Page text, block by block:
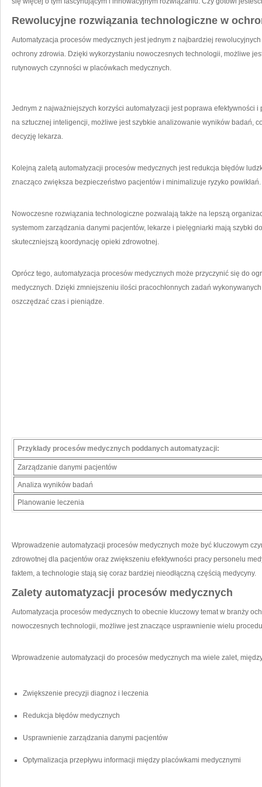
Rewolucyjne⁤ rozwiązania technologiczne w
Automatyzacja procesów⁤ medycznych jest ⁤jednym z najbardziej
ochrony zdrowia. Dzięki​ wykorzystaniu nowoczesnych technologii, możliwe
rutynowych czynności‍ w placówkach‍ medycznych.
Jednym z najważniejszych korzyści automatyzacji jest poprawa efektywności
na sztucznej inteligencji,‍ możliwe ​jest ⁣szybkie analizowanie wyników badań,
decyzję lekarza.
Kolejną zaletą automatyzacji procesów medycznych jest redukcja błędów
znacząco zwiększa⁢ bezpieczeństwo⁢ pacjentów i minimalizuje ryzyko ⁢powikłań.
Nowoczesne rozwiązania technologiczne pozwalają także na ⁣lepszą
systemom zarządzania danymi pacjentów, lekarze i⁣ pielęgniarki mają szybki
skuteczniejszą koordynację opieki ‌zdrowotnej.
Oprócz tego, automatyzacja procesów medycznych ⁤może przyczynić się do
medycznych. Dzięki zmniejszeniu ilości pracochłonnych zadań⁣
oszczędzać czas⁤ i pieniądze.
Przykłady procesów medycznych poddanych automatyzacji:
Zarządzanie danymi pacjentów
Analiza wyników badań
Planowanie leczenia
Wprowadzenie automatyzacji procesów medycznych może być kluczowym
zdrowotnej dla pacjentów ​oraz zwiększeniu efektywności pracy ⁢personelu
faktem, a technologie ⁢stają się coraz⁢ bardziej nieodłączną częścią⁤ medycyny.
Zalety automatyzacji procesów medycznych
Automatyzacja procesów ⁣medycznych to obecnie kluczowy temat w branży
nowoczesnych technologii, możliwe jest ⁤znaczące usprawnienie wielu
Wprowadzenie automatyzacji do procesów medycznych ma wiele zalet,
Zwiększenie precyzji diagnoz i⁤ leczenia
Redukcja błędów medycznych
Usprawnienie zarządzania danymi pacjentów
Optymalizacja przepływu informacji między placówkami medycznymi